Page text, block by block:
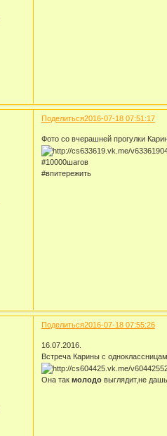
Поделиться2016-07-18 07:51:17
Фото со вчерашней прогулки
#10000шагов
#впитережить
Поделиться2016-07-18 07:55:26
16.07.2016.
Встреча Карины с
Она так молодовыглядит,не